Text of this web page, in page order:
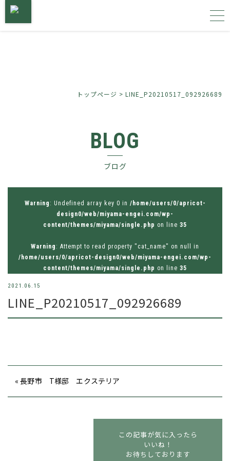
植物図鑑
会社概要
お問い合わせ
お問い合わせはお気軽にどうぞ
tel.026-214-8221
トップページ > LINE_P20210517_092926689
BLOG
ブログ
Warning : Undefined array key 0 in /home/users/0/apricot-
design0/web/miyama-engei.com/wp-
content/themes/miyama/single.php on line 35
Warning : Attempt to read property "cat_name" on null in
/home/users/0/apricot-design0/web/miyama-engei.com/wp-
content/themes/miyama/single.php on line 35
2021.06.15
LINE_P20210517_092926689
« 長野市 T様邸 エクステリア
この記事が気に入ったら
いいね！
お待ちしております